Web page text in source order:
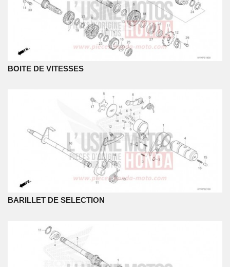
BOITE DE VITESSES
BARILLET DE SELECTION